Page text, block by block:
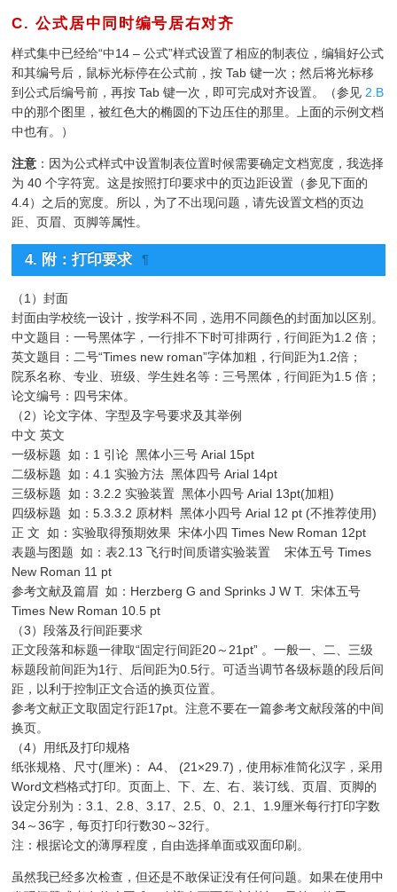
C. 公式居中同时编号居右对齐
样式集中已经给“中14 – 公式”样式设置了相应的制表位，编辑好公式
和其编号后，鼠标光标停在公式前，按 Tab 键一次；然后将光标移
到公式后编号前，再按 Tab 键一次，即可完成对齐设置。（参见2.B
中的那个图里，被红色大的椭圆的下边压住的那里。上面的示例文档
中也有。）
注意 ：因为公式样式中设置制表位置时候需要确定文档宽度，我选择
为 40 个字符宽。这是按照打印要求中的页边距设置（参见下面的
4.4）之后的宽度。所以，为了不出现问题，请先设置文档的页边
距、页眉、页脚等属性。
4. 附：打印要求 ¶
（1）封面
封面由学校统一设计，按学科不同，选用不同颜色的封面加以区别。
中文题目：一号黑体字，一行排不下时可排两行，行间距为1.2 倍；
英文题目：二号“Times new roman”字体加粗，行间距为1.2倍；
院系名称、专业、班级、学生姓名等：三号黑体，行间距为1.5 倍；
论文编号：四号宋体。
（2）论文字体、字型及字号要求及其举例
中文 英文
一级标题 如：1 引论 黑体小三号 Arial 15pt
二级标题 如：4.1 实验方法 黑体四号 Arial 14pt
三级标题 如：3.2.2 实验装置 黑体小四号 Arial 13pt(加粗)
四级标题 如：5.3.3.2 原材料 黑体小四号 Arial 12 pt (不推荐使用)
正 文 如：实验取得预期效果 宋体小四 Times New Roman 12pt
表题与图题 如：表2.13 飞行时间质谱实验装置 宋体五号 Times
New Roman 11 pt
参考文献及篇眉 如：Herzberg G and Sprinks J W T. 宋体五号
Times New Roman 10.5 pt
（3）段落及行间距要求
正文段落和标题一律取“固定行间距20～21pt” 。一般一、二、三级
标题段前间距为1行、后间距为0.5行。可适当调节各级标题的段后间
距，以利于控制正文合适的换页位置。
参考文献正文取固定行距17pt。注意不要在一篇参考文献段落的中间
换页。
（4）用纸及打印规格
纸张规格、尺寸(厘米)： A4、 (21×29.7)，使用标准简化汉字，采用
Word文档格式打印。页面上、下、左、右、装订线、页眉、页脚的
设定分别为：3.1、2.8、3.17、2.5、0、2.1、1.9厘米每行打印字数
34～36字，每页打印行数30～32行。
注：根据论文的薄厚程度，自由选择单面或双面印刷。
虽然我已经多次检查，但还是不敢保证没有任何问题。如果在使用中